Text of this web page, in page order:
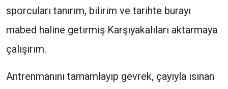
sporcuları tanırım, bilirim ve tarihte burayı
mabed haline getirmiş Karşıyakalıları aktarmaya
çalışırım.
Antrenmanını tamamlayıp gevrek, çayıyla ısınan